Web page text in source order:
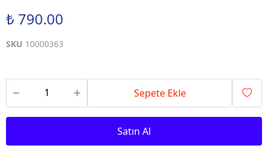
₺ 790.00
SKU 10000363
Sepete Ekle
Satın Al